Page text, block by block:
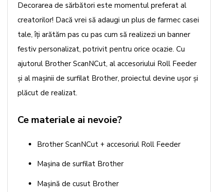
Decorarea de sărbători este momentul preferat al
creatorilor! Dacă vrei să adaugi un plus de farmec casei
tale, îți arătăm pas cu pas cum să realizezi un banner
festiv personalizat, potrivit pentru orice ocazie. Cu
ajutorul Brother ScanNCut, al accesoriului Roll Feeder
și al mașinii de surfilat Brother, proiectul devine ușor și
plăcut de realizat.
Ce materiale ai nevoie?
Brother ScanNCut + accesoriul Roll Feeder
Mașina de surfilat Brother
Mașină de cusut Brother